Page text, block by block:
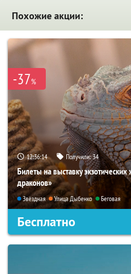
Похожие акции:
-37%
12:36:13 Получили:34
Билеты на выставку
драконов»
Звёздная Улица Дыбенко Беговая
Бесплатно